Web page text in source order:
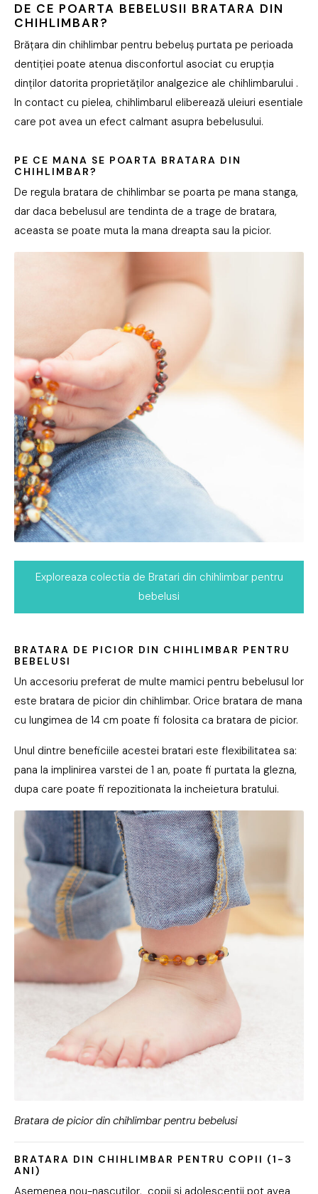
DE CE POARTA BEBELUSII BRATARA DIN
CHIHLIMBAR?
Brățara din chihlimbar pentru bebeluș purtata pe perioada
dentiției poate atenua disconfortul asociat cu erupția
dinților datorita proprietăților analgezice ale chihlimbarului .
In contact cu pielea, chihlimbarul eliberează uleiuri esentiale
care pot avea un efect calmant asupra bebelusului.
PE CE MANA SE POARTA BRATARA DIN
CHIHLIMBAR?
De regula bratara de chihlimbar se poarta pe mana stanga,
dar daca bebelusul are tendinta de a trage de bratara,
aceasta se poate muta la mana dreapta sau la picior.
Exploreaza colectia de Bratari din chihlimbar pentru
bebelusi
BRATARA DE PICIOR DIN CHIHLIMBAR PENTRU
BEBELUSI
Un accesoriu preferat de multe mamici pentru bebelusul lor
este bratara de picior din chihlimbar. Orice bratara de mana
cu lungimea de 14 cm poate fi folosita ca bratara de picior.
Unul dintre beneficiile acestei bratari este flexibilitatea sa:
pana la implinirea varstei de 1 an, poate fi purtata la glezna,
dupa care poate fi repozitionata la incheietura bratului.
Bratara de picior din chihlimbar pentru bebelusi
BRATARA DIN CHIHLIMBAR PENTRU COPII (1-3
ANI)
Asemenea nou-nascutilor, copii si adolescentii pot avea